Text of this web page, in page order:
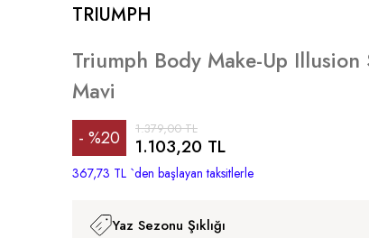
TRIUMPH
Triumph Body Make-Up Illusion
Mavi
%20
İndirim
1.379,00 TL
1.103,20 TL
367,73 TL `den başlayan taksitlerle
Yaz Sezonu Şıklığı